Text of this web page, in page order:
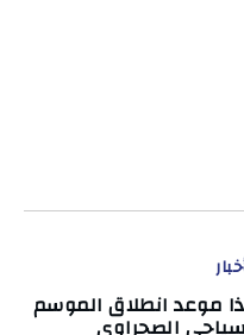
موعد انطلاق الموسم